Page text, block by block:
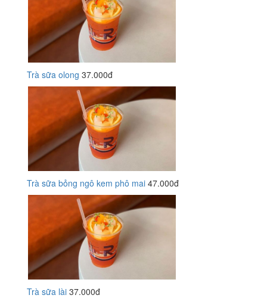
Trà sữa olong 37.000đ
Trà sữa bỏng ngô kem phô mai 47.000đ
Trà sữa lài 37.000đ